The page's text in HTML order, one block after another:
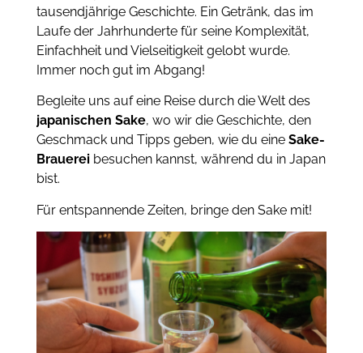
tausendjährige Geschichte. Ein Getränk, das im
Laufe der Jahrhunderte für seine Komplexität,
Einfachheit und Vielseitigkeit gelobt wurde.
Immer noch gut im Abgang!
Begleite uns auf eine Reise durch die Welt des
japanischen Sake, wo wir die Geschichte, den
Geschmack und Tipps geben, wie du eine Sake-
Brauereibesuchen kannst, während du in Japan
bist.
Für entspannende Zeiten, bringe den Sake mit!